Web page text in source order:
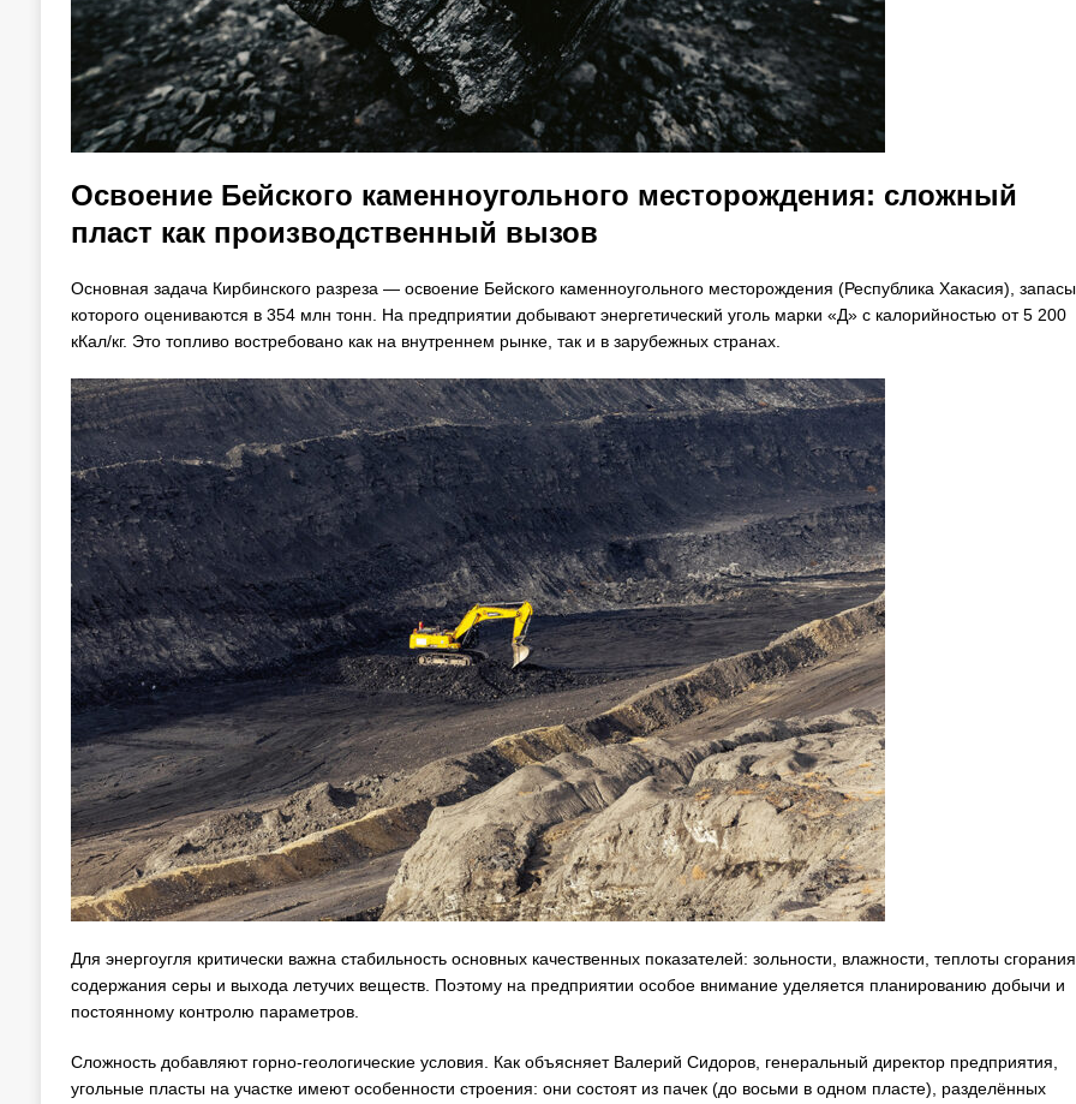
Освоение Бейского каменноугольного месторождения: сложный
пласт как производственный вызов
Основная задача Кирбинского разреза — освоение Бейского каменноугольного месторождения (Республика Хакасия), запасы
которого оцениваются в 354 млн тонн. На предприятии добывают энергетический уголь марки «Д» с калорийностью от 5 200
кКал/кг. Это топливо востребовано как на внутреннем рынке, так и в зарубежных странах.
Для энергоугля критически важна стабильность основных качественных показателей: зольности, влажности, теплоты
содержания серы и выхода летучих веществ. Поэтому на предприятии особое внимание уделяется планированию добычи и
постоянному контролю параметров.
Сложность добавляют горно-геологические условия. Как объясняет Валерий Сидоров, генеральный директор предприятия,
угольные пласты на участке имеют особенности строения: они состоят из пачек (до восьми в одном пласте), разделённых